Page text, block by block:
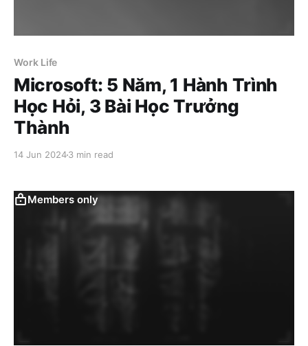
Work Life
Microsoft: 5 Năm, 1 Hành Trình
Học Hỏi, 3 Bài Học Trưởng
Thành
14 Jun 20243 min read
Members only